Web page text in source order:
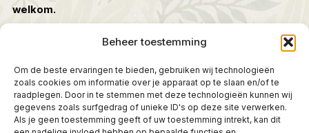
Beheer toestemming
Om de beste ervaringen te bieden, gebruiken wij technologieën
zoals cookies om informatie over je apparaat op te slaan en/of te
raadplegen. Door in te stemmen met deze technologieën kunnen wij
gegevens zoals surfgedrag of unieke ID's op deze site verwerken.
Als je geen toestemming geeft of uw toestemming intrekt, kan dit
welkom.
G.J. Kramer • NL30INGB0007284374
Tags
Baarhuisje Babyhuisje Baflo Bakkerij Bedum Borgen
Dampalen Diepen Dorpscafé Dorpsgezichten